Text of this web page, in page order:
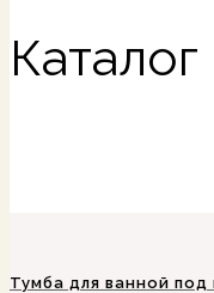
Каталог
Тумба для ванной